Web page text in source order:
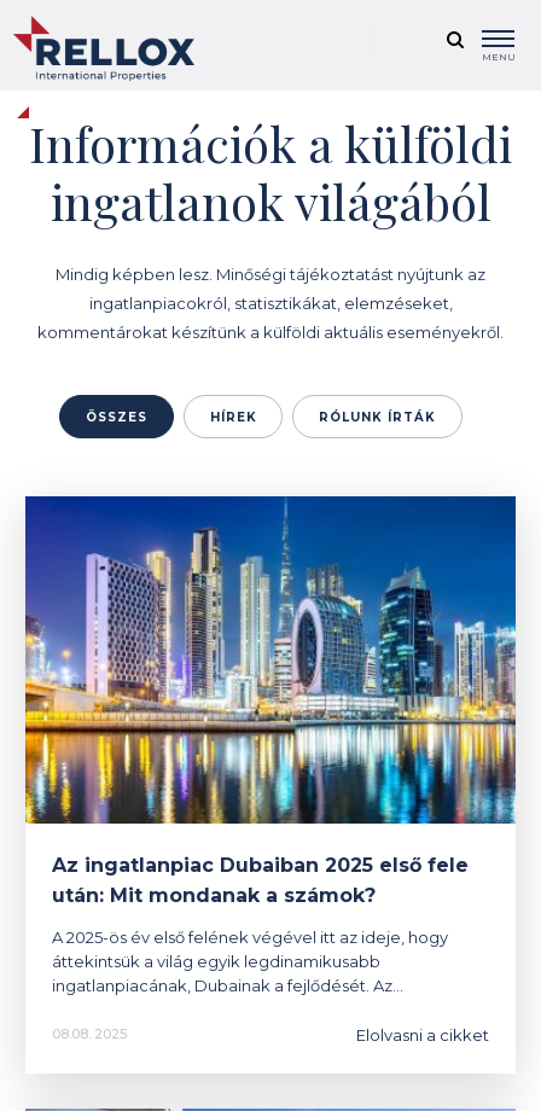
MENU
Információk a külföldi
ingatlanok világából
Mindig képben lesz. Minőségi tájékoztatást nyújtunk az
ingatlanpiacokról, statisztikákat, elemzéseket,
kommentárokat készítünk a külföldi aktuális eseményekről.
ÖSSZES HÍREK RÓLUNK ÍRTÁK
Az ingatlanpiac Dubaiban 2025 első fele
után: Mit mondanak a számok?
A 2025-ös év első felének végével itt az ideje, hogy
áttekintsük a világ egyik legdinamikusabb
ingatlanpiacának, Dubainak a fejlődését. Az…
08.08. 2025 Elolvasni a cikket